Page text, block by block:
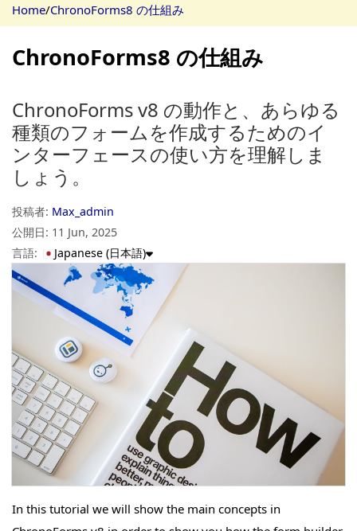
Home/ChronoForms8 の仕組み
ChronoForms8 の仕組み
ChronoForms v8 の動作と、あらゆる
種類のフォームを作成するためのイ
ンターフェースの使い方を理解しま
しょう。
投稿者: Max_admin
公開日: 11 Jun, 2025
言語:
Japanese (日本語)
In this tutorial we will show the main concepts in